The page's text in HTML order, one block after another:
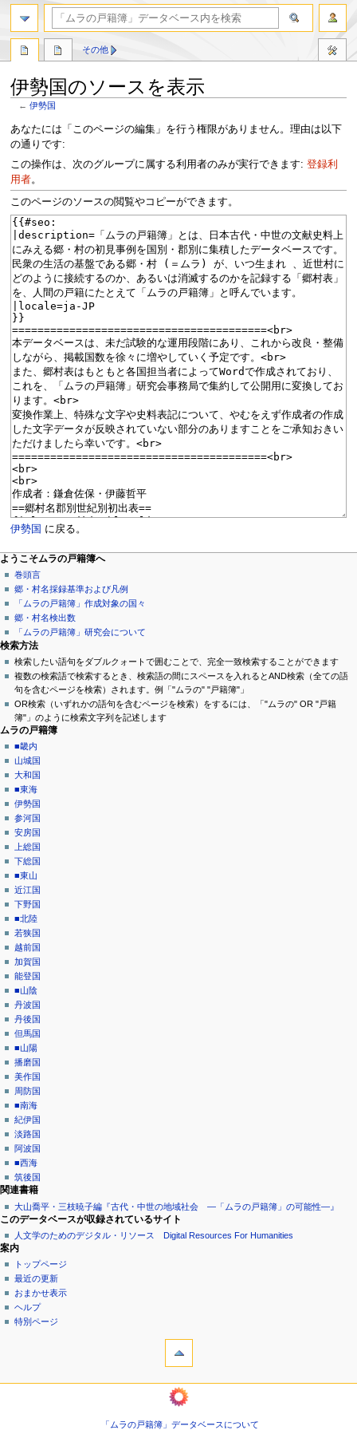
伊勢国のソースを表示
←伊勢国
ナ
ビ
ゲ
ー
シ
ョ
ン
に
移
動
検
索
に
移
動
あなたには「このページの編集」を行う権限がありません。理由は以下
の通りです:
この操作は、次のグループに属する利用者のみが実行できます: 登録利
用者。
このページのソースの閲覧やコピーができます。
伊勢国 に戻る。
ナ
ビ
ゲ
ー
シ
ョ
メ
ニ
ュ
ー
ページ操作
ペ
ー
ジ
議
論
閲
覧
ソ
ー
を
閲
歴
その他
個人用ツール
ロ
グ
イ
ン
ようこそムラの戸籍簿へ
巻頭言
郷・村名採録基準および凡例
「ムラの戸籍簿」作成対象の国々
郷・村名検出数
「ムラの戸籍簿」研究会について
検索
検索方法
検索したい語句をダブルクォートで囲むことで、完全一致検索することができます
複数の検索語で検索するとき、検索語の間にスペースを入れるとAND検索（全ての語
句を含むページを検索）されます。例「"ムラの" "戸籍簿"」
OR検索（いずれかの語句を含むページを検索）をするには、「"ムラの" OR "戸籍
簿"」のように検索文字列を記述します
ムラの戸籍簿
■畿内
山城国
大和国
■東海
伊勢国
参河国
安房国
上総国
下総国
■東山
近江国
下野国
■北陸
若狭国
越前国
加賀国
能登国
■山陰
丹波国
丹後国
但馬国
■山陽
播磨国
美作国
周防国
■南海
紀伊国
淡路国
阿波国
■西海
筑後国
関連書籍
大山喬平・三枝暁子編『古代・中世の地域社会 ―「ムラの戸籍簿」の可能性―』
このデータベースが収録されているサイト
人文学のためのデジタル・リソース Digital Resources For Humanities
案内
トップページ
最近の更新
おまかせ表示
ヘルプ
特別ページ
ようこそムラの戸籍簿へ
「ムラの戸籍簿」データベースについて